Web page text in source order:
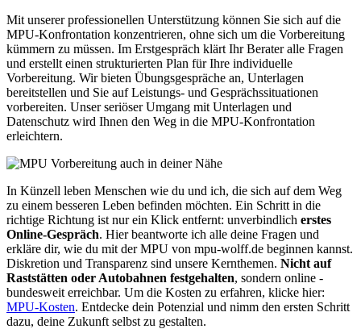
Mit unserer professionellen Unterstützung können Sie sich auf die
MPU-Konfrontation konzentrieren, ohne sich um die Vorbereitung
kümmern zu müssen. Im Erstgespräch klärt Ihr Berater alle Fragen
und erstellt einen strukturierten Plan für Ihre individuelle
Vorbereitung. Wir bieten Übungsgespräche an, Unterlagen
bereitstellen und Sie auf Leistungs- und Gesprächssituationen
vorbereiten. Unser seriöser Umgang mit Unterlagen und
Datenschutz wird Ihnen den Weg in die MPU-Konfrontation
erleichtern.
In Künzell leben Menschen wie du und ich, die sich auf dem Weg
zu einem besseren Leben befinden möchten. Ein Schritt in die
richtige Richtung ist nur ein Klick entfernt: unverbindlich erstes
Online-Gespräch. Hier beantworte ich alle deine Fragen und
erkläre dir, wie du mit der MPU von mpu-wolff.de beginnen kannst.
Diskretion und Transparenz sind unsere Kernthemen. Nicht auf
Raststätten oder Autobahnen festgehalten, sondern online -
bundesweit erreichbar. Um die Kosten zu erfahren, klicke hier:
MPU-Kosten. Entdecke dein Potenzial und nimm den ersten Schritt
dazu, deine Zukunft selbst zu gestalten.